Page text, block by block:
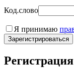
Код.слово
Я принимаю
Зарегистрироваться
Регистрация